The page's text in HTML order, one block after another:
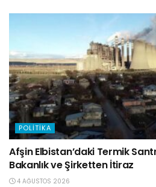
POLITIKA
Afşin Elbistan’daki Termik
Bakanlık ve Şirketten İtiraz
4 AĞUSTOS 2026